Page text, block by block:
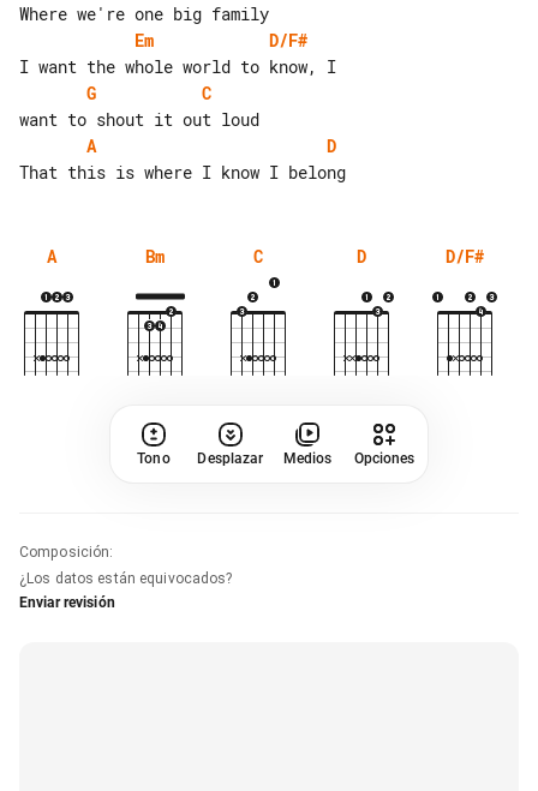
Em
D/F#
G
C
A
D
A Bm C D D/F#
Tono Desplazar Medios Opciones
Composición:
¿Los datos están equivocados?
Enviar revisión